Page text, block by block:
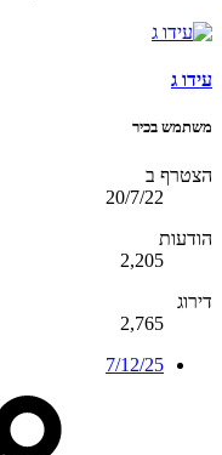
עידו ג
משתמש בכיר
הצטרף ב
20/7/22
הודעות
2,205
דירוג
2,765
7/12/25